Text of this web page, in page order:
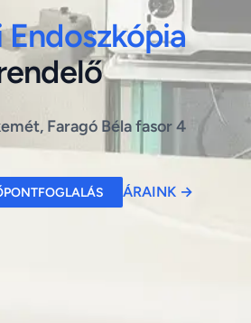
Endoszkópia
Faragó Béla fasor 4
ÁRAINK →